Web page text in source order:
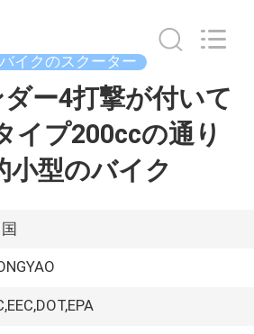
イクのスクーター
ー4打撃が付いて
イプ200ccの通り
小型のバイク